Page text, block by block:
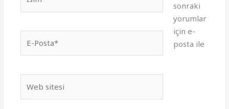
Posta*
sitesi
sonraki
yorumlar
için e-
posta ile